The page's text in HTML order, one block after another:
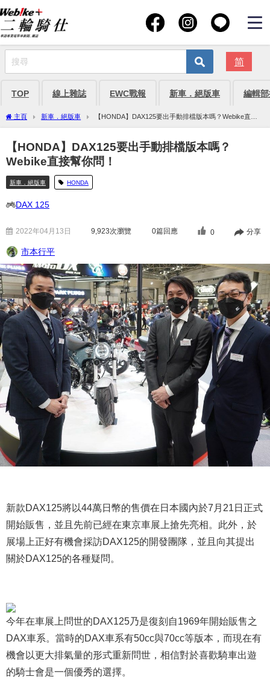
简
TOP 線上雜誌 EWC戰報 新車．絕版車 編輯
主頁 新車．絕版車
【HONDA】DAX125要出手動排檔版本嗎？Webike直接
幫你問！
【HONDA】DAX125要出手動排檔版本嗎？
Webike直接幫你問！
新車．絕版車 HONDA
DAX 125
2022年04月13日 9,923次瀏覽 0篇回應 0 分享
市本行平
新款DAX125將以44萬日幣的售價在日本國內於7月21日正式
開始販售，並且先前已經在東京車展上搶先亮相。此外，於
展場上正好有機會採訪DAX125的開發團隊，並且向其提出
關於DAX125的各種疑問。
今年在車展上問世的DAX125乃是復刻自1969年開始販售之
DAX車系。當時的DAX車系有50cc與70cc等版本，而現在有
機會以更大排氣量的形式重新問世，相信對於喜歡騎車出遊
的騎士會是一個優秀的選擇。